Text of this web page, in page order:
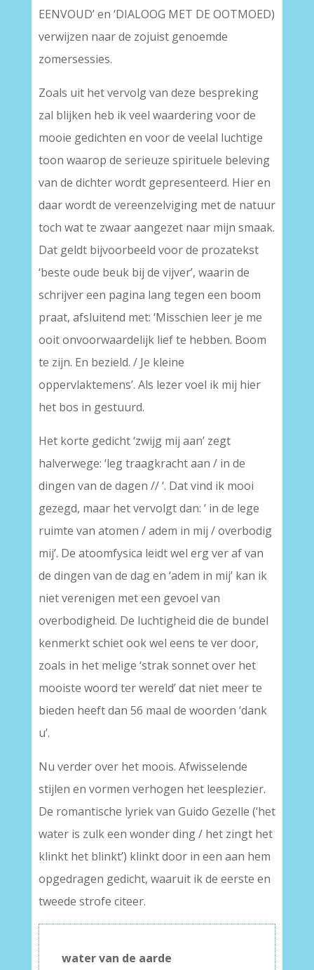
EENVOUD’ en ‘DIALOOG MET DE OOTMOED)
verwijzen naar de zojuist genoemde
zomersessies.
Zoals uit het vervolg van deze bespreking
zal blijken heb ik veel waardering voor de
mooie gedichten en voor de veelal luchtige
toon waarop de serieuze spirituele beleving
van de dichter wordt gepresenteerd. Hier en
daar wordt de vereenzelviging met de natuur
toch wat te zwaar aangezet naar mijn smaak.
Dat geldt bijvoorbeeld voor de prozatekst
‘beste oude beuk bij de vijver’, waarin de
schrijver een pagina lang tegen een boom
praat, afsluitend met: ‘Misschien leer je me
ooit onvoorwaardelijk lief te hebben. Boom
te zijn. En bezield. / Je kleine
oppervlaktemens’. Als lezer voel ik mij hier
het bos in gestuurd.
Het korte gedicht ‘zwijg mij aan’ zegt
halverwege: ‘leg traagkracht aan / in de
dingen van de dagen // ‘. Dat vind ik mooi
gezegd, maar het vervolgt dan: ‘ in de lege
ruimte van atomen / adem in mij / overbodig
mij’. De atoomfysica leidt wel erg ver af van
de dingen van de dag en ‘adem in mij’ kan ik
niet verenigen met een gevoel van
overbodigheid. De luchtigheid die de bundel
kenmerkt schiet ook wel eens te ver door,
zoals in het melige ‘strak sonnet over het
mooiste woord ter wereld’ dat niet meer te
bieden heeft dan 56 maal de woorden ‘dank
u’.
Nu verder over het moois. Afwisselende
stijlen en vormen verhogen het leesplezier.
De romantische lyriek van Guido Gezelle (‘het
water is zulk een wonder ding / het zingt het
klinkt het blinkt’) klinkt door in een aan hem
opgedragen gedicht, waaruit ik de eerste en
tweede strofe citeer.
water van de aarde